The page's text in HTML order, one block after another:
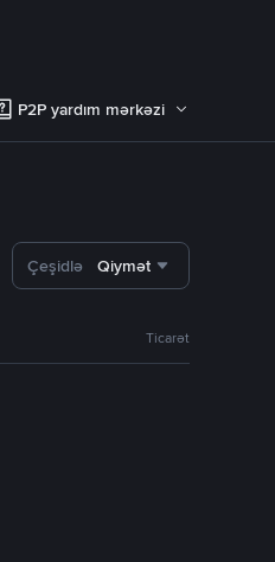
P2P yardım mərkəzi
Çeşidlə Qiymət
Ticarət